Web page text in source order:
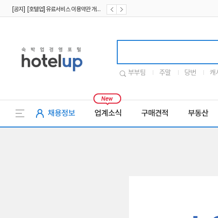
[공지] [호텔업] 유료서비스 이용약관 개정본2 (19.09.02)
부부팀 주말 당번 캐
채용정보 업계소식 구매견적 부동산